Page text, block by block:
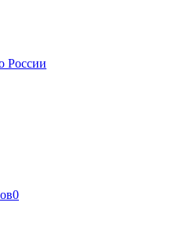
России
0